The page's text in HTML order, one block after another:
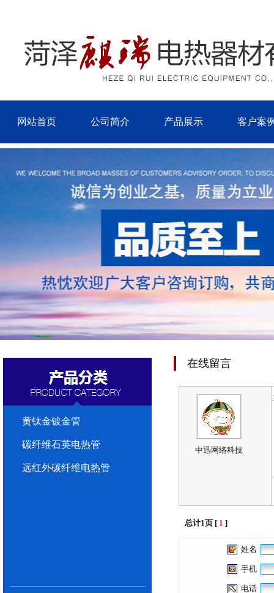
网站首页 公司简介 产品展示 客户案
黄钛金镀金管
碳纤维石英电热管
远红外碳纤维电热管
在线留言
中迅网络科技
总计1页 [ 1 ]
姓名
手机
电话